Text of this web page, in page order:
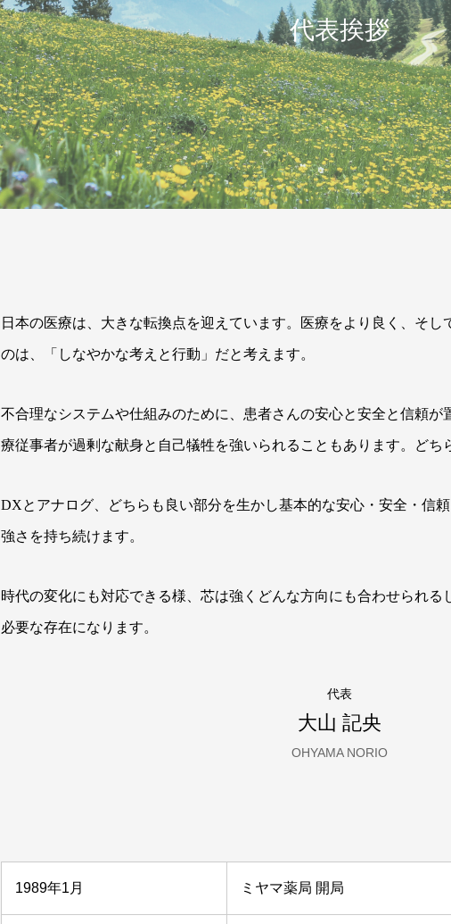
代表挨拶
⽇本の医療は、⼤きな転換点を迎えています。 医療をより良く、そし
のは、「しなやかな考えと行動」だと考えます。
不合理なシステムや仕組みのために、患者さんの安⼼と安全と信頼が
療従事者が過剰な献⾝と⾃⼰犠牲を強いられることもあります。 どち
DXとアナログ、どちらも良い部分を生かし基本的な安心・安全・信
強さを持ち続けます。
時代の変化にも対応できる様、芯は強くどんな方向にも合わせられる
必要な存在になります。
代表
大山 記央
OHYAMA NORIO
1989年1月 ミヤマ薬局 開局